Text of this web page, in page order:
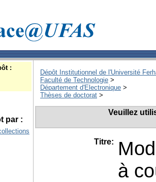
:
par :
Dépôt Institutionnel de l'Université
Faculté de Technologie >
Département d'Electronique >
Thèses de doctorat >
Veuillez
Titre:
à